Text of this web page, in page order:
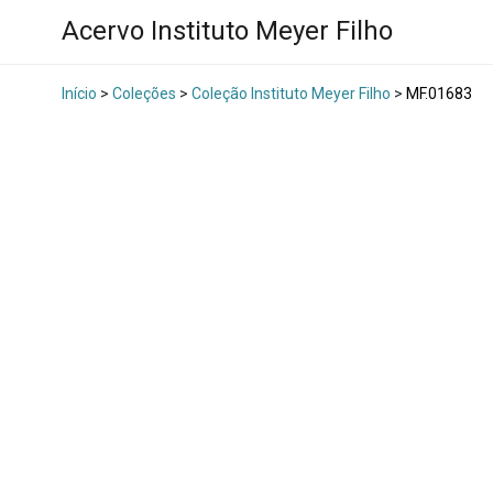
Acervo Instituto Meyer Filho
Início > Coleções > Coleção Instituto Meyer Filho > MF.01683